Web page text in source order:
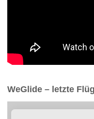
WeGlide – letzte